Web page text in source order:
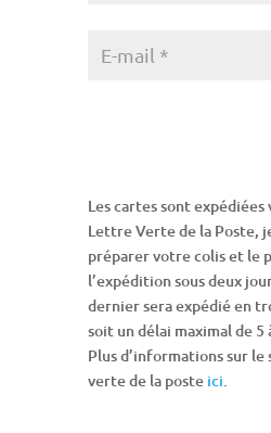
Les cartes sont expédiées
Lettre Verte de la Poste,
préparer votre colis et le
l’expédition sous deux
dernier sera expédié en
soit un délai maximal de 5
Plus d’informations sur
verte de la poste ici.